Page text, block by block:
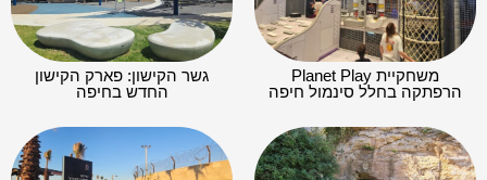
משחקיית Planet Play
הרפתקה בחלל סינמול חיפה
גשר הקישון: פארק הקישון
החדש בחיפה